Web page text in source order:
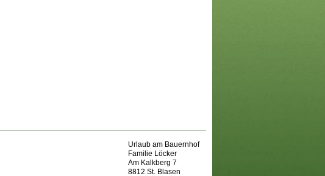
Urlaub am Bauernhof
Familie Löcker
Am Kalkberg 7
8812 St. Blasen